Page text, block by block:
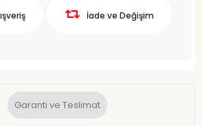
İade ve Değişim
Garanti ve Teslimat